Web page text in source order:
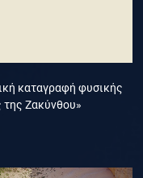
καταγραφή φυσικής
της Ζακύνθου»